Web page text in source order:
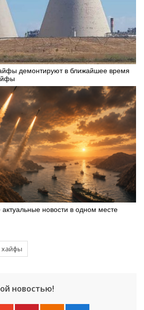
Искать
демонтируют в ближайшее время
новости в одном месте
хайфы
новостью!